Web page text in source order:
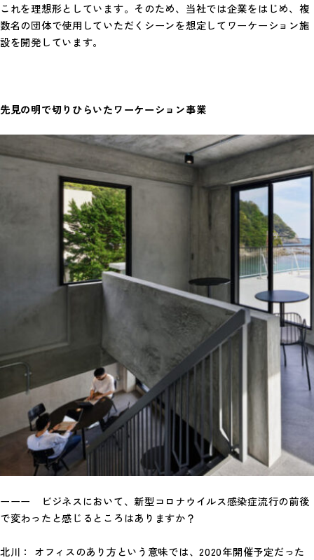
これを理想形としています。そのため、当社では企業をはじめ、複
数名の団体で使用していただくシーンを想定してワーケーション施
設を開発しています。
先見の明で切り ひらいたワーケーション事業
ーーー ビジネスにおいて、新型コロナウイルス感染症流行の前後
で変わったと感じるところはありますか？
北川： オフィスのあり方という意味では、2020年開催予定だった